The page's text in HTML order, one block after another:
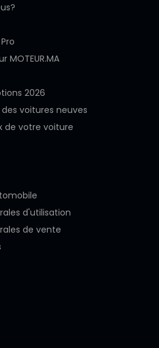
MOTEUR.MA
2026
voitures neuves
de votre voiture
d'utilisation
de vente